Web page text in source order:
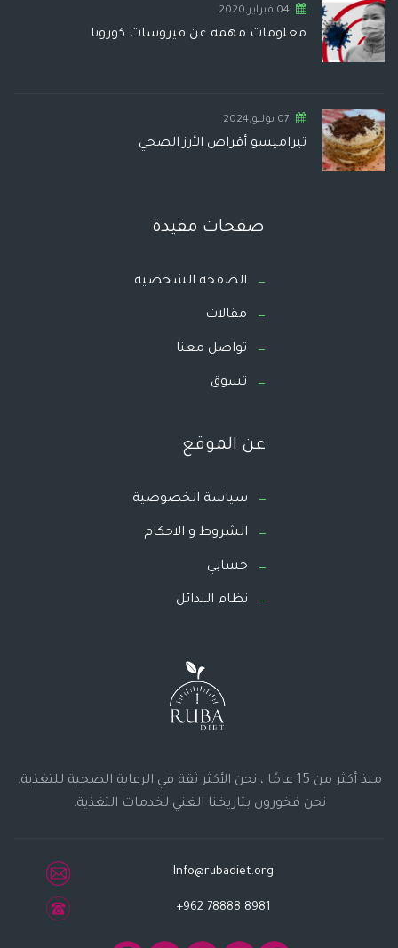
04 فبراير,2020
معلومات مهمة عن فيروسات كورونا
07 يوليو,2024
تيراميسو أقراص الأرز الصحي
صفحات مفيدة
الصفحة الشخصية
مقالات
تواصل معنا
تسوق
عن الموقع
سياسة الخصوصية
الشروط و الاحكام
حسابي
نظام البدائل
منذ أكثر من 15 عامًا ، نحن الأكثر ثقة في الرعاية الصحية للتغذية.
نحن فخورون بتاريخنا الغني لخدمات التغذية.
Info@rubadiet.org
+962 78888 8981